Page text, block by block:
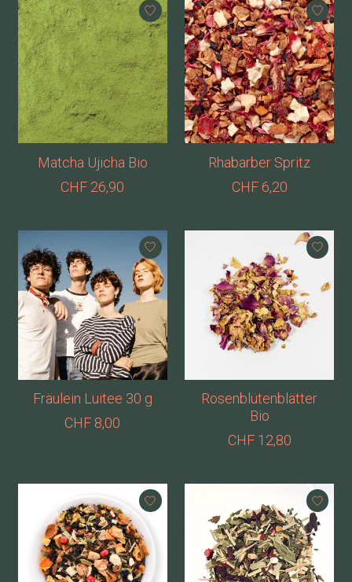
Matcha Ujicha Bio
CHF 26,90
Rhabarber Spritz
CHF 6,20
Fräulein Luitee 30 g
CHF 8,00
Rosenblütenblätter
Bio
CHF 12,80